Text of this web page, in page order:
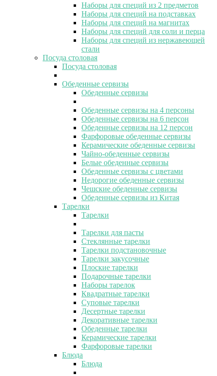
Наборы для специй из 2 предметов
Наборы для специй на подставках
Наборы для специй на магнитах
Наборы для специй для соли и перца
Наборы для специй из нержавеющей
стали
Посуда столовая
Посуда столовая
Обеденные сервизы
Обеденные сервизы
Обеденные сервизы на 4 персоны
Обеденные сервизы на 6 персон
Обеденные сервизы на 12 персон
Фарфоровые обеденные сервизы
Керамические обеденные сервизы
Чайно-обеденные сервизы
Белые обеденные сервизы
Обеденные сервизы с цветами
Недорогие обеденные сервизы
Чешские обеденные сервизы
Обеденные сервизы из Китая
Тарелки
Тарелки
Тарелки для пасты
Стеклянные тарелки
Тарелки подстановочные
Тарелки закусочные
Плоские тарелки
Подарочные тарелки
Наборы тарелок
Квадратные тарелки
Суповые тарелки
Десертные тарелки
Декоративные тарелки
Обеденные тарелки
Керамические тарелки
Фарфоровые тарелки
Блюда
Блюда